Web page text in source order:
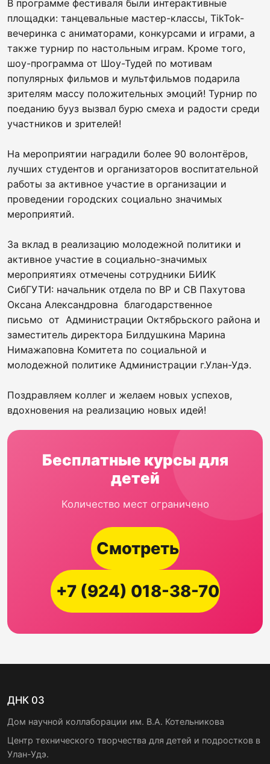
В программе фестиваля были интерактивные
площадки: танцевальные мастер-классы, TikTok-
вечеринка с аниматорами, конкурсами и играми, а
также турнир по настольным играм. Кроме того,
шоу-программа от Шоу-Тудей по мотивам
популярных фильмов и мультфильмов подарила
зрителям массу положительных эмоций! Турнир по
поеданию бууз вызвал бурю смеха и радости среди
участников и зрителей!
На мероприятии наградили более 90 волонтёров,
лучших студентов и организаторов воспитательной
работы за активное участие в организации и
проведении городских социально значимых
мероприятий.
За вклад в реализацию молодежной политики и
активное участие в социально-значимых
мероприятиях отмечены сотрудники БИИК
СибГУТИ: начальник отдела по ВР и СВ Пахутова
Оксана Александровна благодарственное
письмо от Администрации Октябрьского района и
заместитель директора Билдушкина Марина
Нимажаповна Комитета по социальной и
молодежной политике Администрации г.Улан-Удэ.
Поздравляем коллег и желаем новых успехов,
вдохновения на реализацию новых идей!
Бесплатные курсы для
детей
Количество мест ограничено
Смотреть
+7 (924) 018-38-70
ДНК 03
Дом научной коллаборации им. В.А. Котельникова
Центр технического творчества для детей и подростков в
Улан-Удэ.